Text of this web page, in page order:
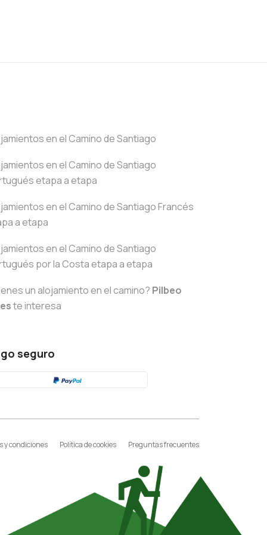
en el Camino de Santiago
en el Camino de Santiago
etapa a etapa
en el Camino de Santiago Francés
a etapa
en el Camino de Santiago
por la Costa etapa a etapa
un alojamiento en el camino? Pilbeo
te interesa
seguro
y condiciones Política de cookies Preguntas frecuentes